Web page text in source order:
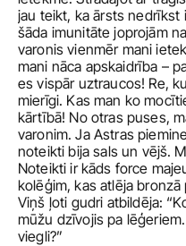
jau teikt, ka ārsts nedrīkst
šāda imunitāte joprojām
varonis vienmēr mani
mani nāca apskaidrība –
es vispār uztraucos! Re,
mierīgi. Kas man ko
kārtībā! No otras puses,
varonim. Ja Astras
noteikti bija sals un vējš.
Noteikti ir kāds force
kolēģim, kas atlēja
Viņš ļoti gudri atbildēja:
mūžu dzīvojis pa
viegli?”